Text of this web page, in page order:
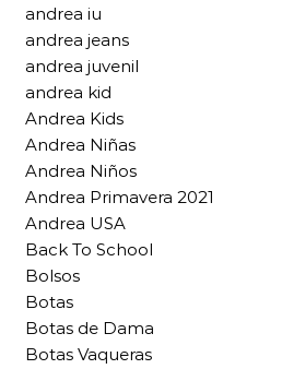
andrea iu
andrea jeans
andrea juvenil
andrea kid
Andrea Kids
Andrea Niñas
Andrea Niños
Andrea Primavera 2021
Andrea USA
Back To School
Bolsos
Botas
Botas de Dama
Botas Vaqueras